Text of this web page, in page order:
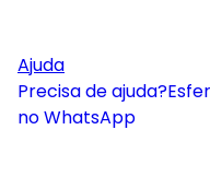
Ajuda
Precisa de ajuda?
no WhatsApp